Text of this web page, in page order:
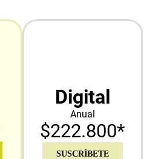
Digital
Anual
$222.800*
SUSCRÍBETE